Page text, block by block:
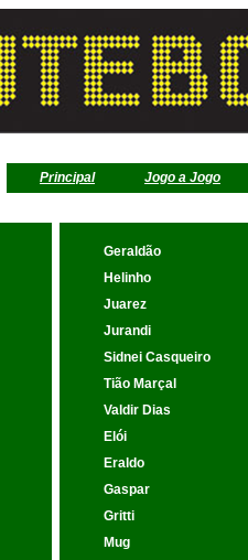
Principal Jogo a Jogo
Geraldão
Helinho
Juarez
Jurandi
Sidnei Casqueiro
Tião Marçal
Valdir Dias
Elói
Eraldo
Gaspar
Gritti
Mug